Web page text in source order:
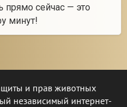
прямо сейчас — это
минут!
и прав животных
независимый интернет-